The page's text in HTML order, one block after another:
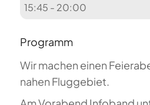
15:45 - 20:00
Programm
Wir machen einen
nahen Fluggebiet.